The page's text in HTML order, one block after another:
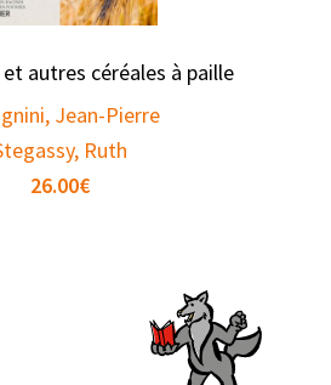
et autres céréales à paille
Jean-Pierre
Ruth
26.00€